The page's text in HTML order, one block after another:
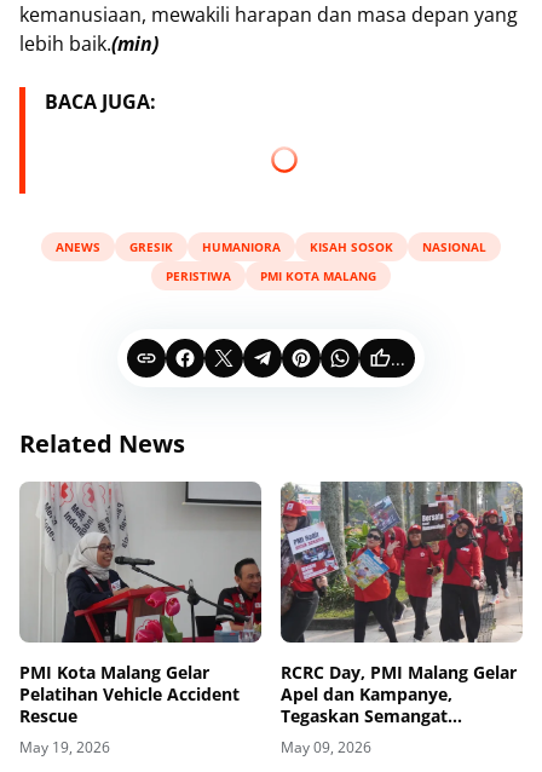
kemanusiaan, mewakili harapan dan masa depan yang
lebih baik.(min)
BACA JUGA:
ANEWS GRESIK HUMANIORA KISAH SOSOK
NASIONAL
PERISTIWA
PMI KOTA MALANG
...
Related News
PMI Kota Malang Gelar
Pelatihan Vehicle Accident
Rescue
May 19, 2026
RCRC Day, PMI Malang Gelar
Apel dan Kampanye,
Tegaskan Semangat
Solidaritas Global
May 09, 2026